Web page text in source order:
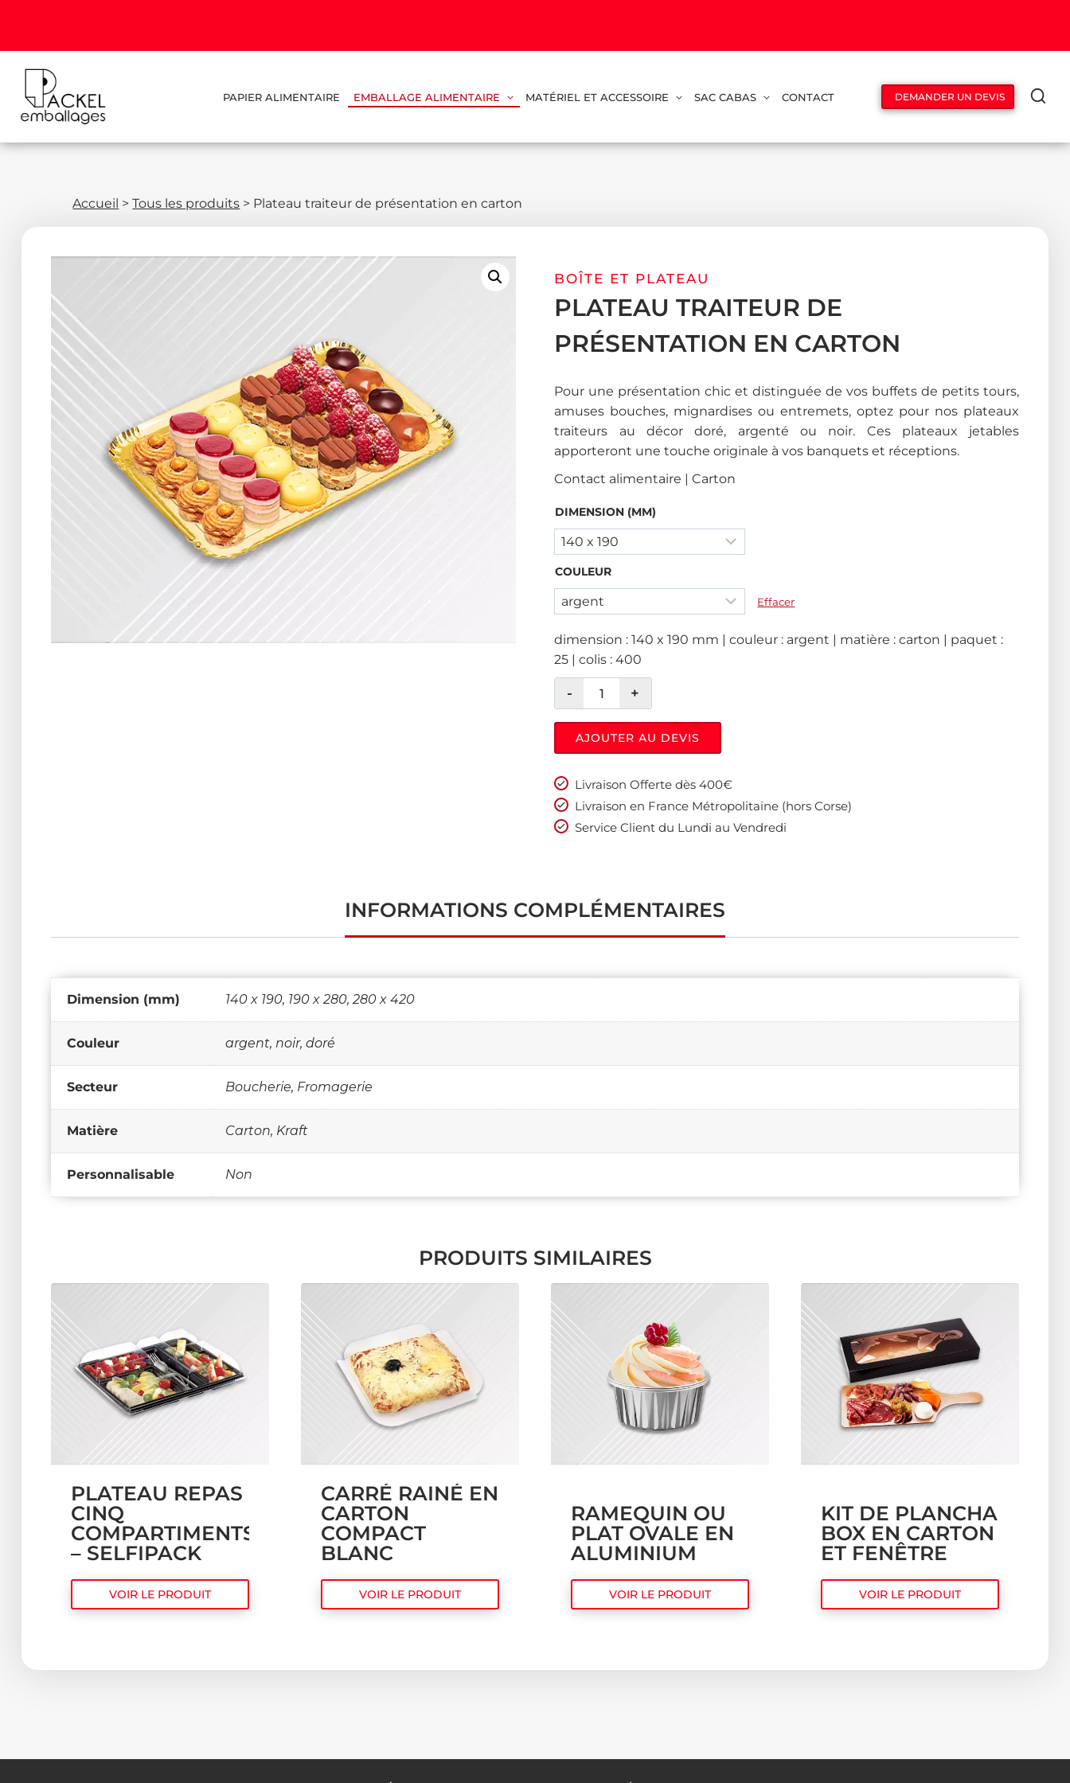
PAPIER ALIMENTAIRE EMBALLAGE ALIMENTAIRE MATÉRIEL ET ACCESSOIRE SAC CABAS CONTACT DEMANDER UN DEVIS
Accueil >Tous les produits > Plateau traiteur de présentation en carton
BOÎTE ET PLATEAU
PLATEAU TRAITEUR DE
PRÉSENTATION EN CARTON
Pour une présentation chic et distinguée de vos buffets de petits tours,
amuses bouches, mignardises ou entremets, optez pour nos plateaux
traiteurs au décor doré, argenté ou noir. Ces plateaux jetables
apporteront une touche originale à vos banquets et réceptions.
Contact alimentaire | Carton
DIMENSION (MM)
COULEUR
Effacer
dimension : 140 x 190 mm | couleur : argent | matière : carton | paquet :
25 | colis : 400
AJOUTER AU DEVIS
Livraison Offerte dès 400€
Livraison en France Métropolitaine (hors Corse)
Service Client du Lundi au Vendredi
INFORMATIONS COMPLÉMENTAIRES
Dimension (mm) 140 x 190, 190 x 280, 280 x 420
Couleur argent, noir, doré
Secteur Boucherie, Fromagerie
Matière Carton, Kraft
Personnalisable Non
PRODUITS SIMILAIRES
PLATEAU REPAS
CINQ
COMPARTIMENTS
– SELFIPACK
VOIR LE PRODUIT
CARRÉ RAINÉ EN
CARTON
COMPACT
BLANC
VOIR LE PRODUIT
RAMEQUIN OU
PLAT OVALE EN
ALUMINIUM
VOIR LE PRODUIT
KIT DE PLANCHA
BOX EN CARTON
ET FENÊTRE
VOIR LE PRODUIT